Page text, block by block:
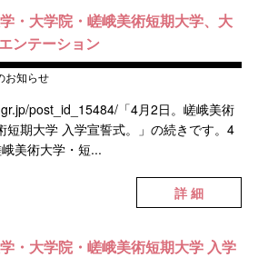
・大学院・嵯峨美術短期大学、大
ンテーション
お知らせ
post_id_15484/「4月2日。嵯峨美術
短期大学 入学宣誓式。」の続きです。4
美術大学・短...
詳 細
・大学院・嵯峨美術短期大学 入学